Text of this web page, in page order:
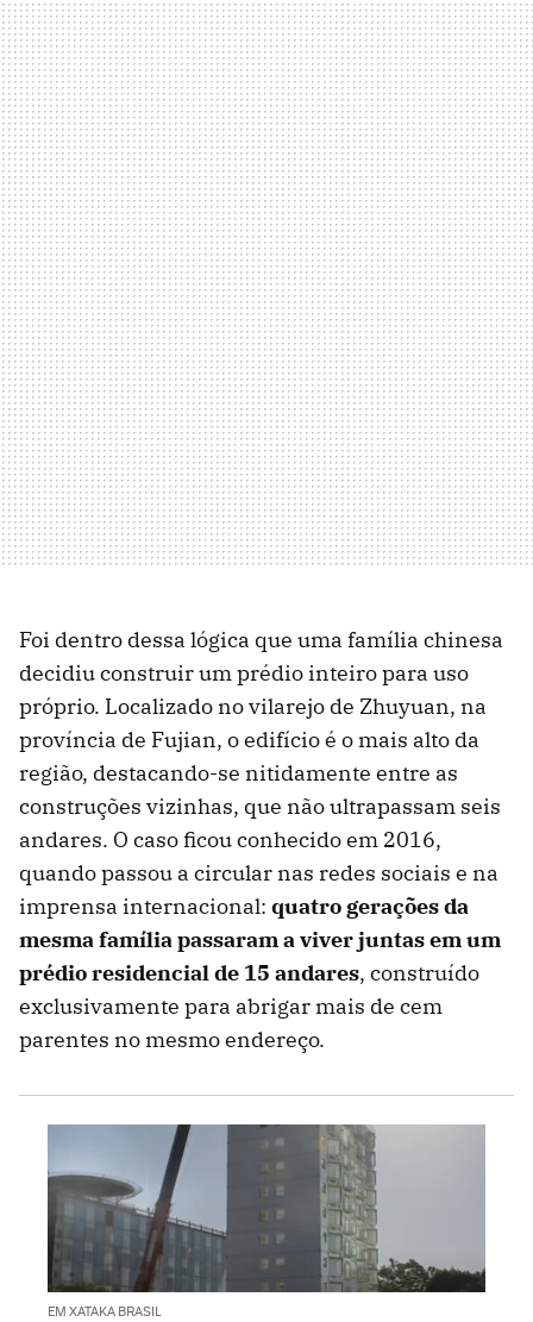
Foi dentro dessa lógica que uma família chinesa
decidiu construir um prédio inteiro para uso
próprio. Localizado no vilarejo de Zhuyuan, na
província de Fujian, o edifício é o mais alto da
região, destacando-se nitidamente entre as
construções vizinhas, que não ultrapassam seis
andares. O caso ficou conhecido em 2016,
quando passou a circular nas redes sociais e na
imprensa internacional: quatro gerações da
mesma família passaram a viver juntas em um
prédio residencial de 15 andares, construído
exclusivamente para abrigar mais de cem
parentes no mesmo endereço.
EM XATAKA BRASIL